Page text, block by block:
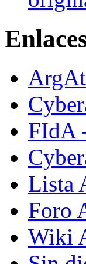
FIdA
Lista
Foro
Wiki